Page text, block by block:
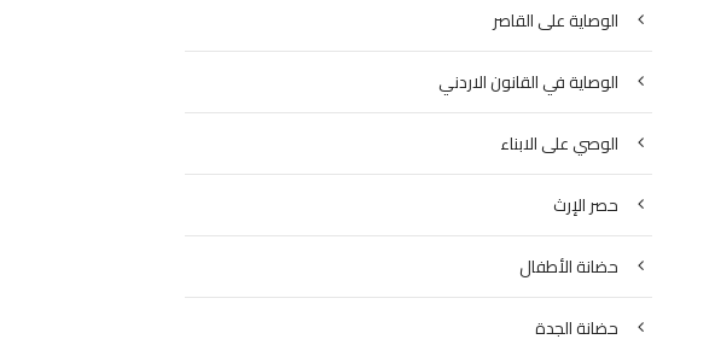
الوصاية على القاصر
الوصاية في القانون الاردني
الوصي على الابناء
حصر الإرث
حضانة الأطفال
حضانة الجدة